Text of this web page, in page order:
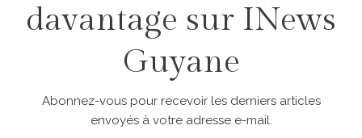
davantage sur INews
Guyane
Abonnez-vous pour recevoir les derniers articles
envoyés à votre adresse e-mail.